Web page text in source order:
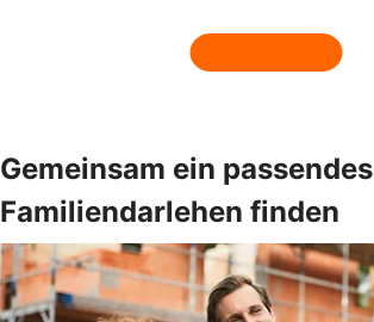
Gemeinsam ein passendes
Familiendarlehen finden